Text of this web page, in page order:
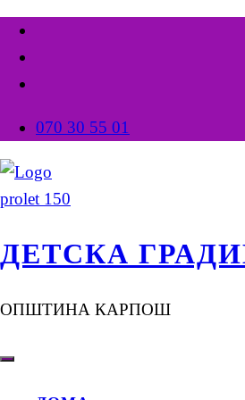
070 30 55 01
ДЕТСКА
ОПШТИНА КАРПОШ